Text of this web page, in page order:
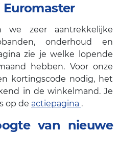
we zeer aantrekkelijke
onderhoud en
zie je welke lopende
hebben. Voor onze
kortingscode nodig, het
in de winkelmand. Je
op de actiepagina .
van nieuwe